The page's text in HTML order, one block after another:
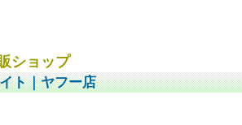
ショップ
ト｜ヤフー店